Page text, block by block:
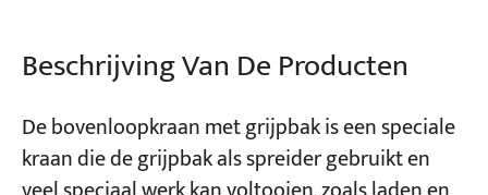
Nieuws
Over ons
Contacteer ons
Beschrijving Van De Producten
De bovenloopkraan met grijpbak is een speciale
kraan die de grijpbak als spreider gebruikt en